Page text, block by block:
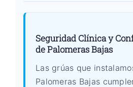
Seguridad Clínica y
de Palomeras Bajas
Las grúas que
Palomeras Bajas